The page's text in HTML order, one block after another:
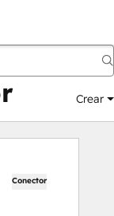
Crear
Conector